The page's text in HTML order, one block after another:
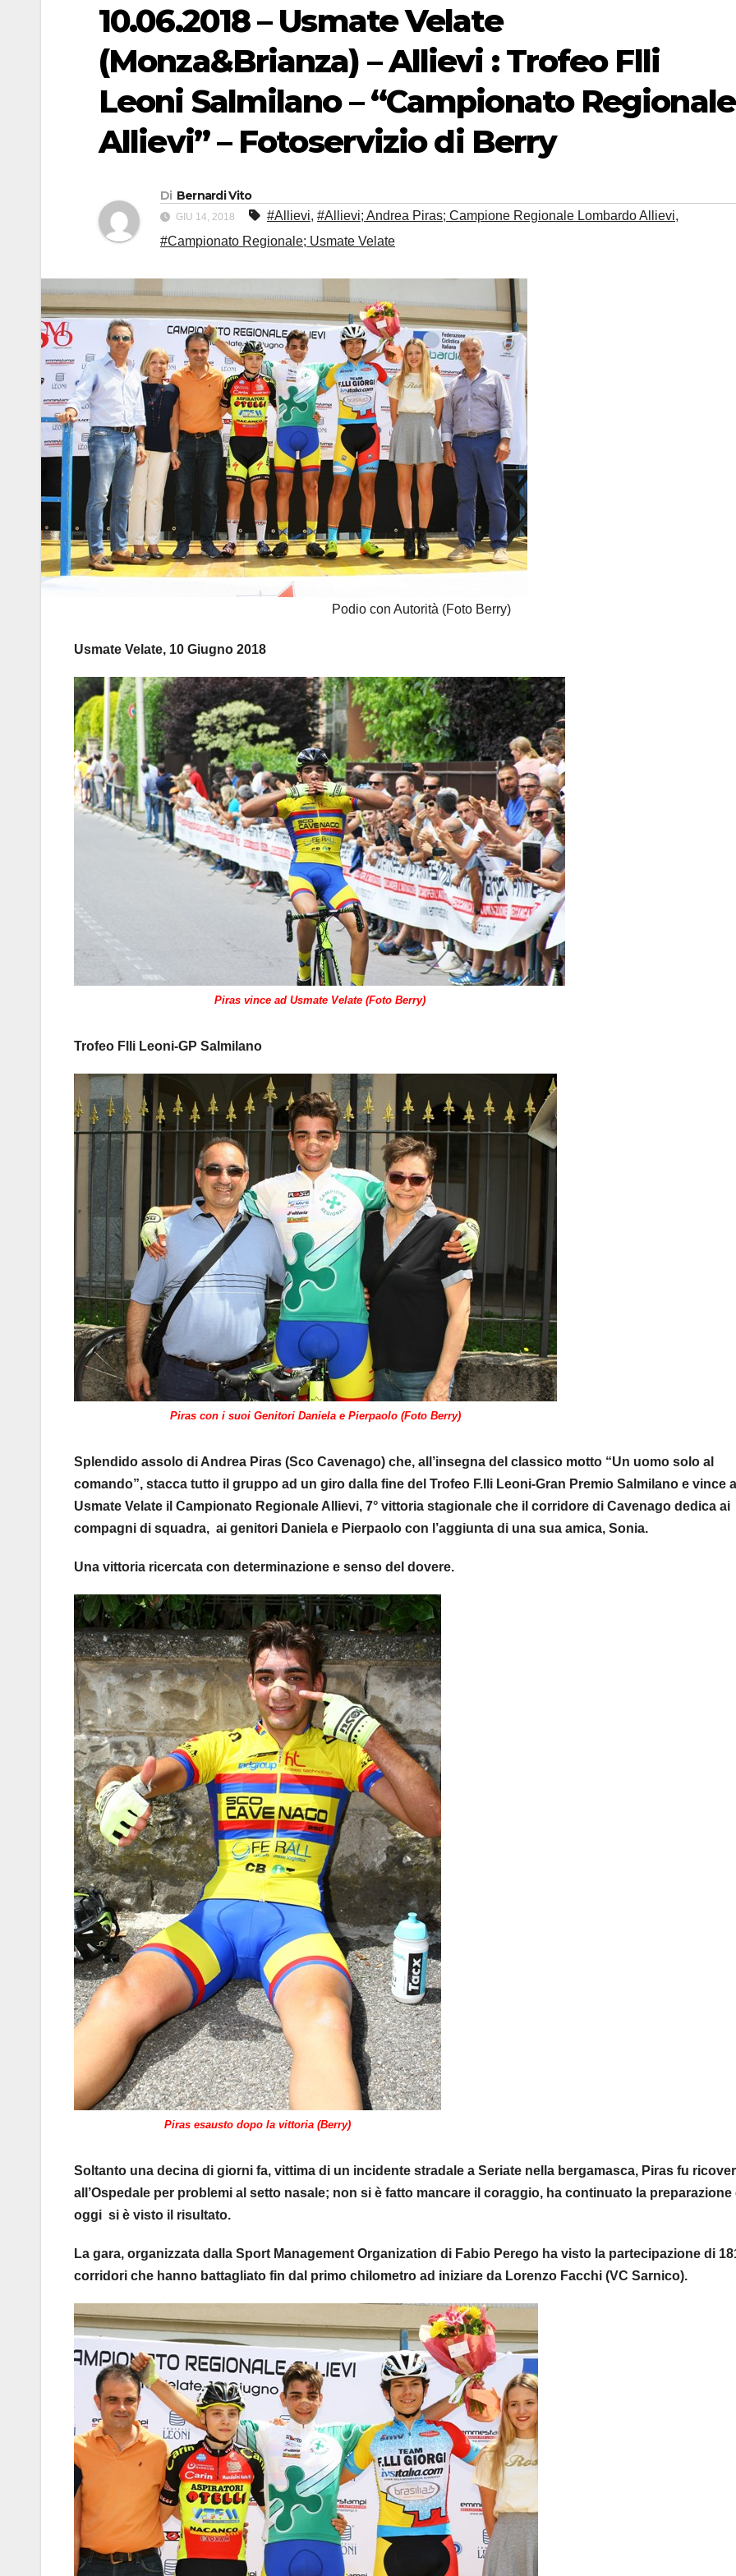
10.06.2018 – Usmate Velate
(Monza&Brianza) – Allievi : Trofeo Flli
Leoni Salmilano – “Campionato Regionale
Allievi” – Fotoservizio di Berry
Di Bernardi Vito
GIU 14, 2018 #Allievi, #Allievi; Andrea Piras; Campione Regionale Lombardo Allievi,
#Campionato Regionale; Usmate Velate
Podio con Autorità (Foto Berry)
Usmate Velate, 10 Giugno 2018
Piras vince ad Usmate Velate (Foto Berry)
Trofeo Flli Leoni-GP Salmilano
Piras con i suoi Genitori Daniela e Pierpaolo (Foto Berry)
Splendido assolo di Andrea Piras (Sco Cavenago) che, all’insegna del classico motto “Un uomo solo al
comando”, stacca tutto il gruppo ad un giro dalla fine del Trofeo F.lli Leoni-Gran Premio Salmilano e vince
Usmate Velate il Campionato Regionale Allievi, 7° vittoria stagionale che il corridore di Cavenago dedica ai
compagni di squadra, ai genitori Daniela e Pierpaolo con l’aggiunta di una sua amica, Sonia.
Una vittoria ricercata con determinazione e senso del dovere.
Piras esausto dopo la vittoria (Berry)
Soltanto una decina di giorni fa, vittima di un incidente stradale a Seriate nella bergamasca, Piras fu
all’Ospedale per problemi al setto nasale; non si è fatto mancare il coraggio, ha continuato la preparazione
oggi si è visto il risultato.
La gara, organizzata dalla Sport Management Organization di Fabio Perego ha visto la partecipazione di
corridori che hanno battagliato fin dal primo chilometro ad iniziare da Lorenzo Facchi (VC Sarnico).